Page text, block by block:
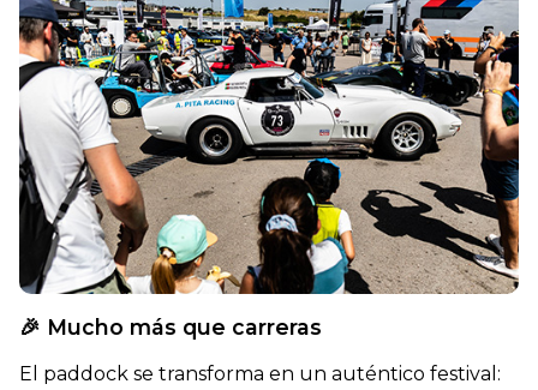
🎉 Mucho más que carreras
El paddock se transforma en un auténtico festival: